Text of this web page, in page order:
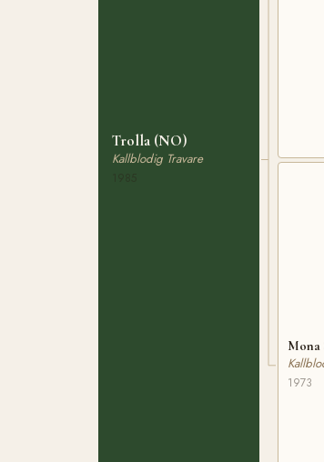
Trolla (NO)
Kallblodig Travare
Mona
1973